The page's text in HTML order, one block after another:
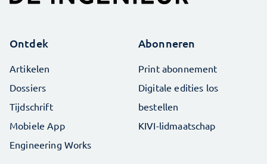
Ontdek
Artikelen
Dossiers
Tijdschrift
Mobiele App
Engineering Works
Abonneren
Print abonnement
Digitale edities los
bestellen
KIVI-lidmaatschap